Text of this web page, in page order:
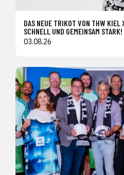
DAS NEUE TRIKOT VON THW KIEL
SCHNELL UND GEMEINSAM STARK!
03.08.26